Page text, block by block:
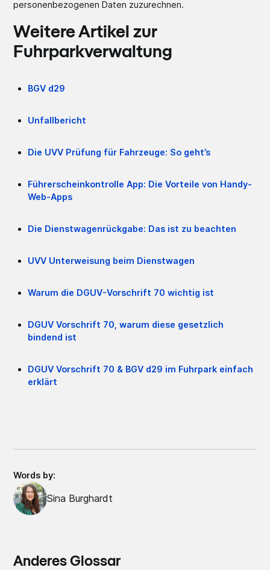
personenbezogenen Daten zuzurechnen.
Weitere Artikel zur
Fuhrparkverwaltung
BGV d29
Unfallbericht
Die UVV Prüfung für Fahrzeuge: So geht’s
Führerscheinkontrolle App: Die Vorteile von Handy-
Web-Apps
Die Dienstwagenrückgabe: Das ist zu beachten
UVV Unterweisung beim Dienstwagen
Warum die DGUV-Vorschrift 70 wichtig ist
DGUV Vorschrift 70, warum diese gesetzlich
bindend ist
DGUV Vorschrift 70 & BGV d29 im Fuhrpark einfach
erklärt
Words by:
Sina Burghardt
Anderes Glossar